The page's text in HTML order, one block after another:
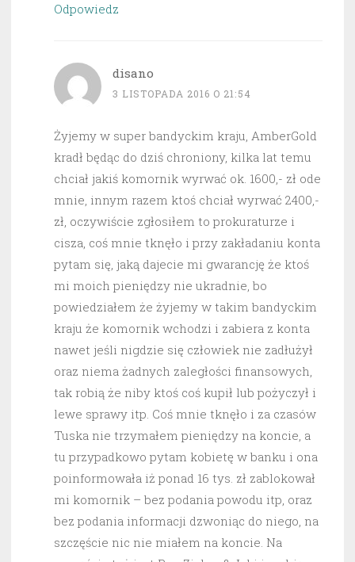
Odpowiedz
disano
3 LISTOPADA 2016 O 21:54
Żyjemy w super bandyckim kraju, AmberGold
kradł będąc do dziś chroniony, kilka lat temu
chciał jakiś komornik wyrwać ok. 1600,- zł ode
mnie, innym razem ktoś chciał wyrwać 2400,-
zł, oczywiście zgłosiłem to prokuraturze i
cisza, coś mnie tknęło i przy zakładaniu konta
pytam się, jaką dajecie mi gwarancję że ktoś
mi moich pieniędzy nie ukradnie, bo
powiedziałem że żyjemy w takim bandyckim
kraju że komornik wchodzi i zabiera z konta
nawet jeśli nigdzie się człowiek nie zadłużył
oraz niema żadnych zaległości finansowych,
tak robią że niby ktoś coś kupił lub pożyczył i
lewe sprawy itp. Coś mnie tknęło i za czasów
Tuska nie trzymałem pieniędzy na koncie, a
tu przypadkowo pytam kobietę w banku i ona
poinformowała iż ponad 16 tys. zł zablokował
mi komornik – bez podania powodu itp, oraz
bez podania informacji dzwoniąc do niego, na
szczęście nic nie miałem na koncie. Na